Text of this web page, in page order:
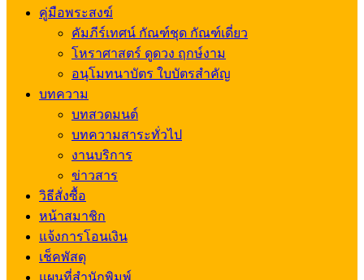
คู่มือพระสงฆ์
คัมภีร์เทศน์ กัณฑ์ชุด กัณฑ์เดี่ยว
โหราศาสตร์ ดูดวง ฤกษ์งาม
อนุโมทนาบัตร ใบบัตรสำคัญ
บทความ
บทสวดมนต์
บทความสาระทั่วไป
งานบริการ
ข่าวสาร
วิธีสั่งซื้อ
หน้าสมาชิก
แจ้งการโอนเงิน
เช็คพัสดุ
แผนที่สำนักพิมพ์